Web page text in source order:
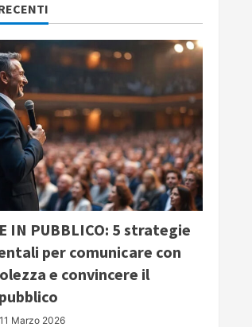
IN PUBBLICO: 5 strategie
per comunicare con
e convincere il
11 Marzo 2026